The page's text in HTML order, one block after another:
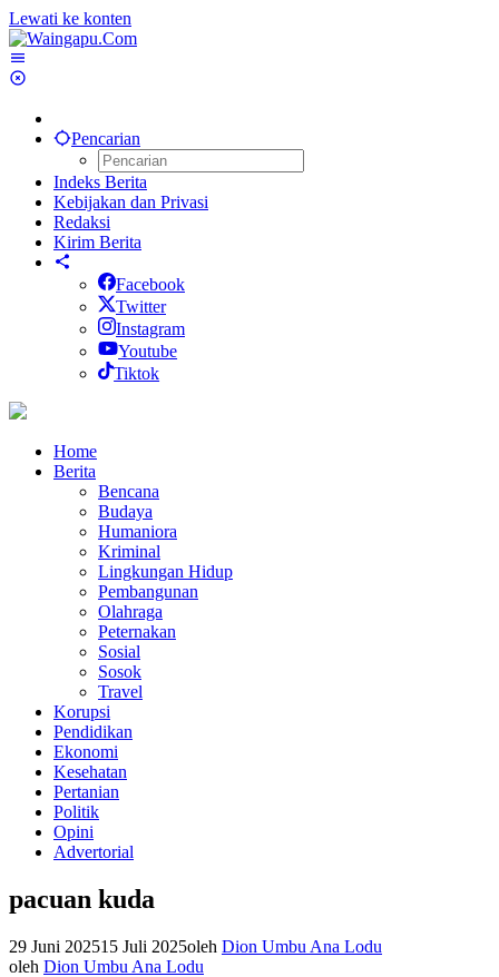
Lewati ke konten
Pencarian
Indeks Berita
Kebijakan dan Privasi
Redaksi
Kirim Berita
Facebook
Twitter
Instagram
Youtube
Tiktok
Home
Berita
Bencana
Budaya
Humaniora
Kriminal
Lingkungan Hidup
Pembangunan
Olahraga
Peternakan
Sosial
Sosok
Travel
Korupsi
Pendidikan
Ekonomi
Kesehatan
Pertanian
Politik
Opini
Advertorial
pacuan kuda
29 Juni 202515 Juli 2025oleh Dion Umbu Ana Lodu
oleh Dion Umbu Ana Lodu